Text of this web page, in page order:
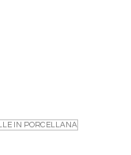
IN PORCELLANA